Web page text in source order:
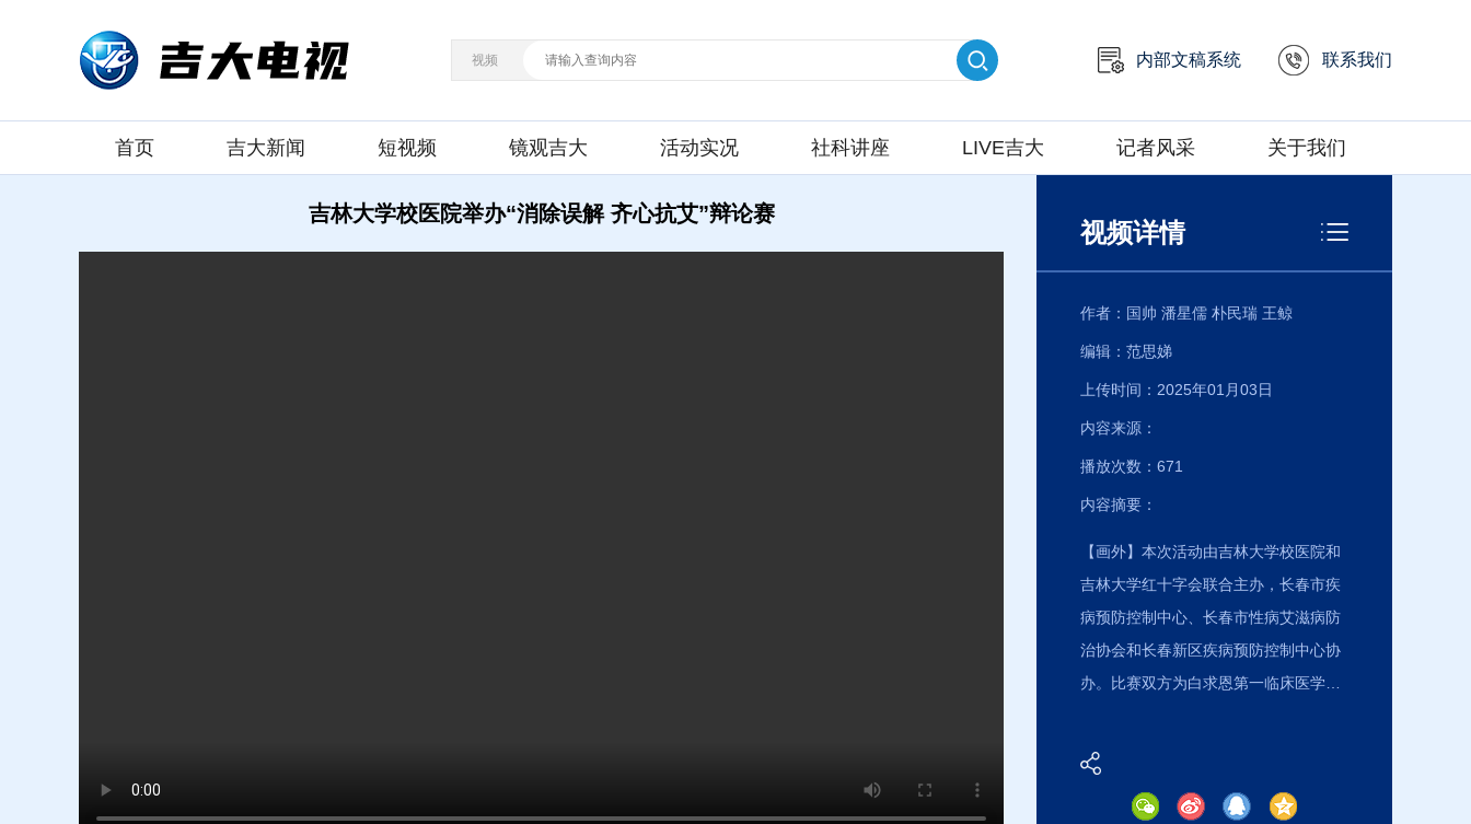
内部文稿系统 联系我们
视频
首页 吉大新闻 短视频 镜观吉大 活动实况 社科讲座 LIVE吉大 记者风采 关于我们
吉林大学校医院举办“消除误解 齐心抗艾”辩论赛
视频详情
作者：国帅 潘星儒 朴民瑞 王鲸
编辑：范思娣
上传时间：2025年01月03日
内容来源：
播放次数： 671
内容摘要：
【画外】本次活动由吉林大学校医院和
吉林大学红十字会联合主办，长春市疾
病预防控制中心、长春市性病艾滋病防
治协会和长春新区疾病预防控制中心协
办。比赛双方为白求恩第一临床医学院
者是否应享有与其他疾病患者同等的社
驳论质询、质询小结、自由辩论和总结